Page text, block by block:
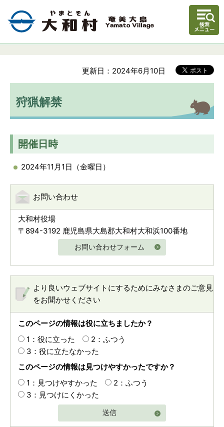
更新日：2024年6月10日
狩猟解禁
開催日時
2024年11月1日（金曜日）
お問い合わせ
大和村役場
〒894-3192 鹿児島県大島郡大和村大和浜100番地
お問い合わせフォーム
より良いウェブサイトにするためにみなさまのご意見
をお聞かせください
このページの情報は役に立ちましたか？
1：役に立った
2：ふつう
3：役に立たなかった
このページの情報は見つけやすかったですか？
1：見つけやすかった
2：ふつう
3：見つけにくかった
送信